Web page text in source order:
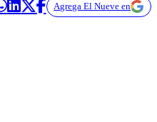
Agrega El Nueve en